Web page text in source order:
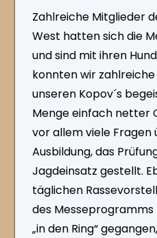
Zahlreiche Mitglieder
West hatten sich die
und sind mit ihren
konnten wir
unseren Kopov´s
Menge einfach netter
vor allem viele Fragen
Ausbildung, das
Jagdeinsatz gestellt.
täglichen
des
„in den Ring“